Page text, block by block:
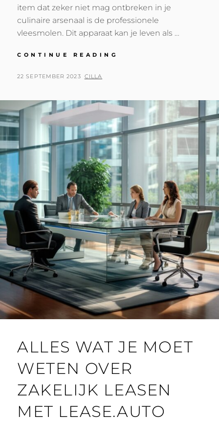
item dat zeker niet mag ontbreken in je
culinaire arsenaal is de professionele
vleesmolen. Dit apparaat kan je leven als …
CONTINUE READING
VOOR
IEDERE
HORECA
ONDERNEMING
POSTED
22 SEPTEMBER 2023 BY
CILLA
ALLES WAT JE MOET
WETEN OVER
ZAKELIJK LEASEN
MET LEASE.AUTO